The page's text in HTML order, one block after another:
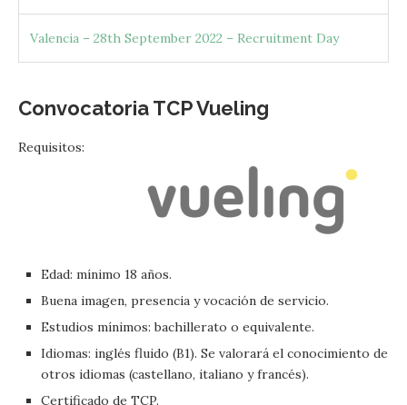
Valencia – 28th September 2022 – Recruitment Day
Convocatoria TCPVueling
Requisitos:
Edad: mínimo 18 años.
Buena imagen, presencia y vocación de servicio.
Estudios mínimos: bachillerato o equivalente.
Idiomas: inglés fluido (B1). Se valorará el conocimiento de
otros idiomas (castellano, italiano y francés).
Certificado de TCP.